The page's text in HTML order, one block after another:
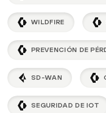
WILDFIRE
PREVENCIÓN DE
SD-WAN
SEGURIDAD DE IOT